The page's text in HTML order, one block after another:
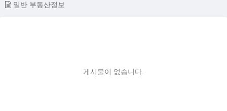
일반 부동산정보
게시물이 없습니다.